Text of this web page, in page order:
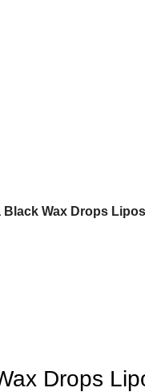
Wax Drops
Drops